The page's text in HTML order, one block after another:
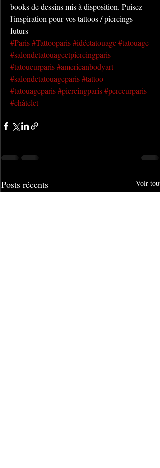
books de dessins mis à disposition. Puisez
l'inspiration pour vos tattoos / piercings
futurs
#Paris#Tattooparis#idéetatouage#tatouage
#salondetatouageetpiercingparis
#tatoueurparis#americanbodyart
#salondetatouageparis#tattoo
#tatouageparis#piercingparis#perceurparis
#châtelet
Posts récents Voir tout